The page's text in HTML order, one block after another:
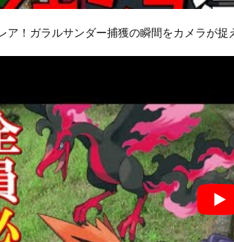
ア！ガラルサンダー捕獲の瞬間をカメラが捉